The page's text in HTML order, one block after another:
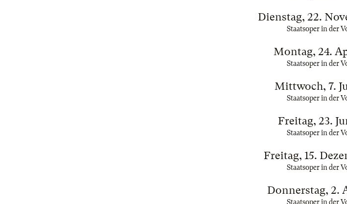
Dienstag, 22.
Staatsoper in der
Montag, 24.
Staatsoper in der
Mittwoch, 7.
Staatsoper in der
Freitag, 23.
Staatsoper in der
Freitag, 15.
Staatsoper in der
Donnerstag, 2.
Staatsoper in der